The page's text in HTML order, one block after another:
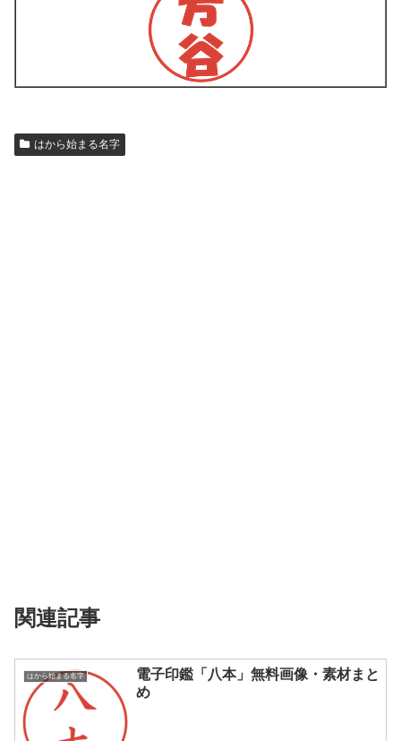
はから始まる名字
関連記事
はから始まる名字
電子印鑑「八本」無料画像・素材まと
め